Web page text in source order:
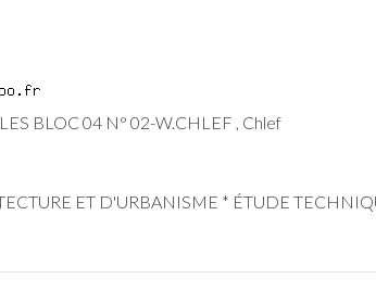
BLOC 04 N° 02-W.CHLEF , Chlef
ET D'URBANISME * ÉTUDE